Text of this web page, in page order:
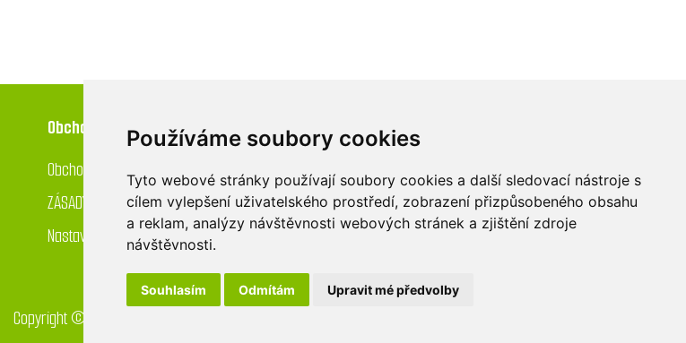
Používáme soubory cookies
Tyto webové stránky používají soubory cookies a další sledovací nástroje s
cílem vylepšení uživatelského prostředí, zobrazení přizpůsobeného obsahu
a reklam, analýzy návštěvnosti webových stránek a zjištění zdroje
návštěvnosti.
Souhlasím Odmítám Upravit mé předvolby
Obchod
Obchodní podmínky
ZÁSADY OCHRANY OSOBNÍCH ÚDAJŮ
Nastavení používání cookies
Průmyslová 455/17,
568 02 Svitavy -
Lačnov
Copyright © 2026 GreenDrop obchod. Všechna práva vyhrazena. Created by